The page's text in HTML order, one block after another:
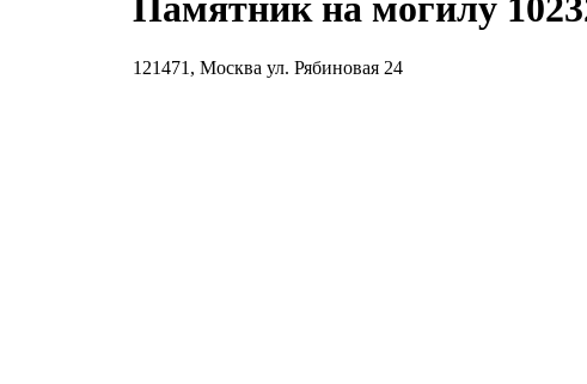
Памятник на могилу
121471, Москва ул. Рябиновая 24